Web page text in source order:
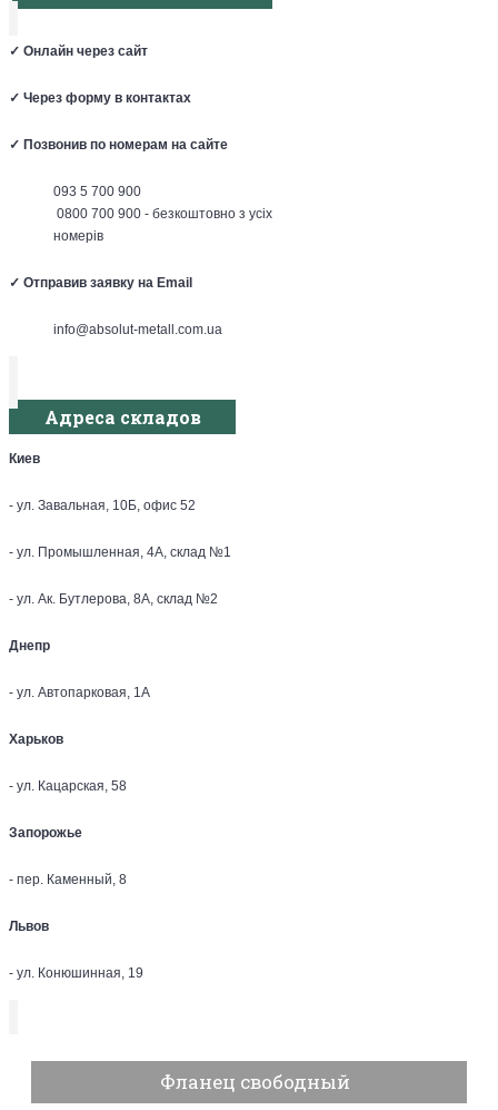
✓ Онлайн через сайт
✓ Через форму в контактах
✓ Позвонив по номерам на сайте
093 5 700 900
0800 700 900 - безкоштовно з усіх
номерів
✓ Отправив заявку на Email
info@absolut-metall.com.ua
Адреса складов
Киев
- ул. Завальная, 10Б, офис 52
- ул. Промышленная, 4А, склад №1
- ул. Ак. Бутлерова, 8А, склад №2
Днепр
- ул. Автопарковая, 1А
Харьков
- ул. Кацарская, 58
Запорожье
- пер. Каменный, 8
Львов
- ул. Конюшинная, 19
Фланец свободный